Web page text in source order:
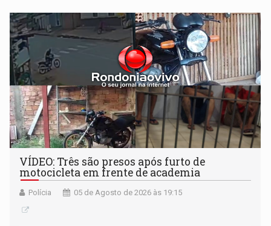
VÍDEO: Três são presos após furto de
motocicleta em frente de academia
Polícia 05 de Agosto de 2026 às 19:15